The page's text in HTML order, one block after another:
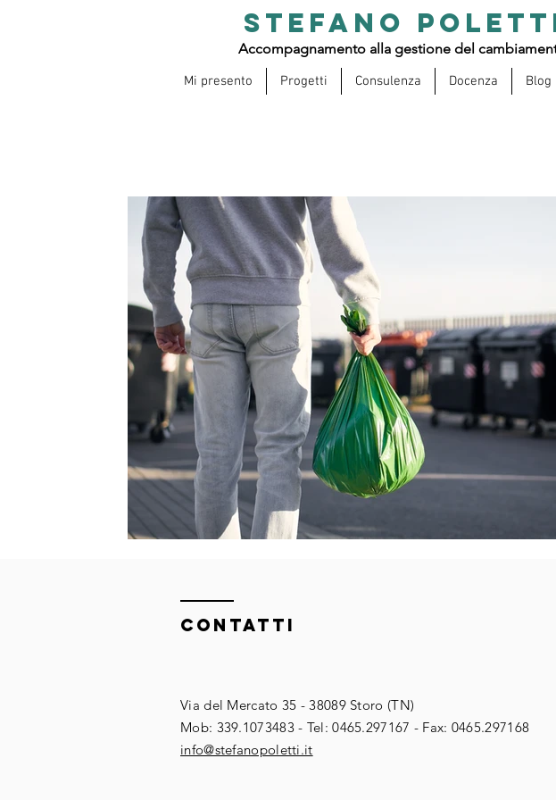
STEFANO
Accompagnamento alla gestione del
Mi presento Progetti Consulenza Docenza Blog
ContaTTI
Via del Mercato 35 - 38089 Storo (TN)
​​Mob: 339.1073483 - Tel: 0465.297167 - Fax: 0465.297168
​info@stefanopoletti.it